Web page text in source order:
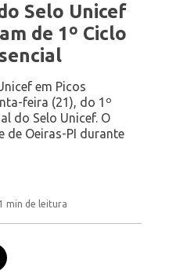
Selo Unicef
de 1º Ciclo
em Picos
feira (21), do 1º
do Selo Unicef. O
de Oeiras-PI durante
1 min de leitura